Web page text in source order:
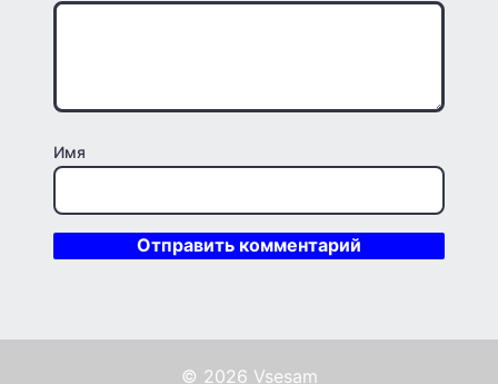
Имя
© 2026 Vsesam